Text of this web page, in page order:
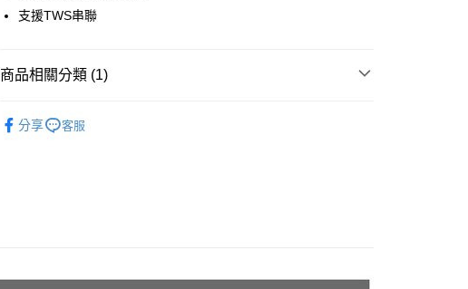
宅配
貨到付現給宅配司機 (大家電需貨到付款服務 請電洽0977103621)
支援TWS串聯
商品相關分類 (1)
分享
客服